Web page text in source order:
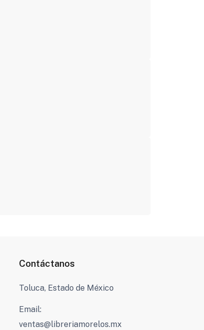
Contáctanos
Toluca, Estado de México
Email:
ventas@libreriamorelos.mx